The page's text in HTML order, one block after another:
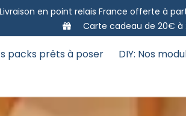
Livraison en point relais France offerte à
Carte cadeau de 20€ à
packs prêts à poser DIY: Nos